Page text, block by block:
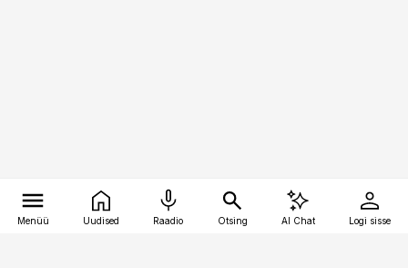
Menüü Uudised Raadio Otsing AI Chat Logi sisse